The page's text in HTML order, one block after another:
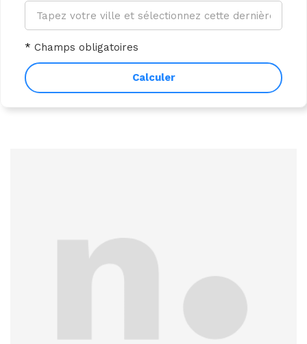
* Champs obligatoires